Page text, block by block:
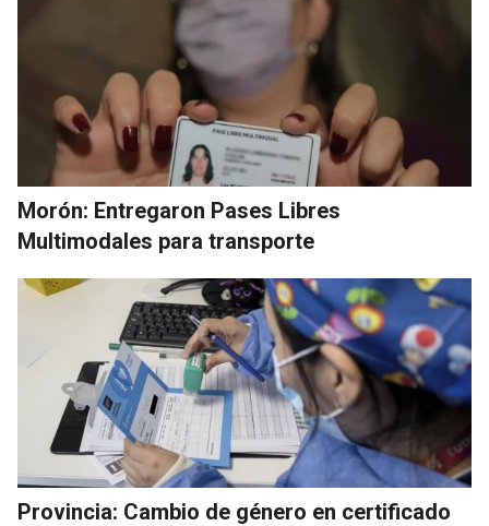
Morón: Entregaron Pases Libres
Multimodales para transporte
Provincia: Cambio de género en certificado